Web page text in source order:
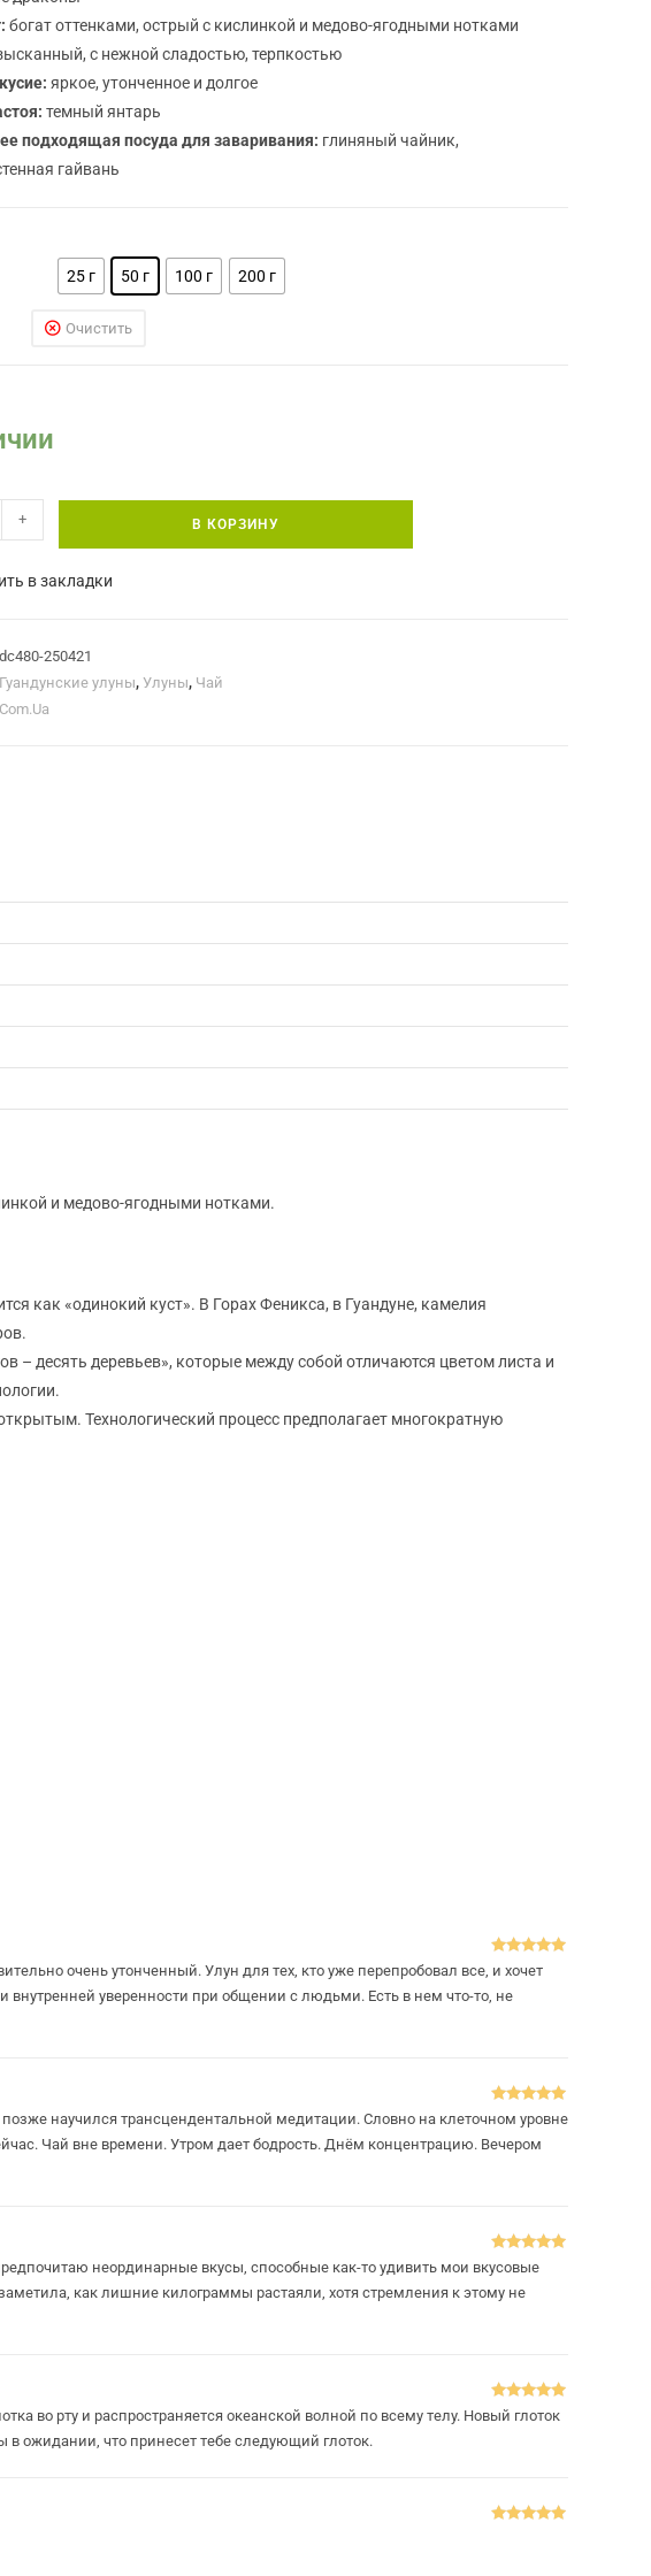
богат оттенками, острый с кислинкой и медово-ягодными нотками
с нежной сладостью, терпкостью
яркое, утонченное и долгое
темный янтарь
подходящая посуда для заваривания: глиняный чайник,
гайвань
25 г
50 г 100 г 200 г
Очистить
+ В КОРЗИНУ
в закладки
250421
Гуандунские улуны, Улуны, Чай
и медово-ягодными нотками.
как «одинокий куст». В Горах Феникса, в Гуандуне, камелия
десять деревьев», которые между собой отличаются цветом листа и
Технологический процесс предполагает многократную
Оценка5
очень утонченный. Улун для тех, кто уже перепробовал все, и хочет
уверенности при общении с людьми. Есть в нем что-то, не
Оценка5из
научился трансцендентальной медитации. Словно на клеточном уровне
Чай вне времени. Утром дает бодрость. Днём концентрацию. Вечером
Оценка
неординарные вкусы, способные как-то удивить мои вкусовые
как лишние килограммы растаяли, хотя стремления к этому не
Оценка5из
во рту и распространяется океанской волной по всему телу. Новый глоток
ожидании, что принесет тебе следующий глоток.